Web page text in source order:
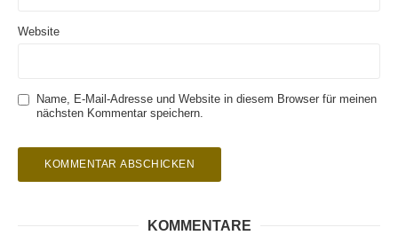
Website
Name, E-Mail-Adresse und Website in diesem Browser für meinen
nächsten Kommentar speichern.
KOMMENTARE